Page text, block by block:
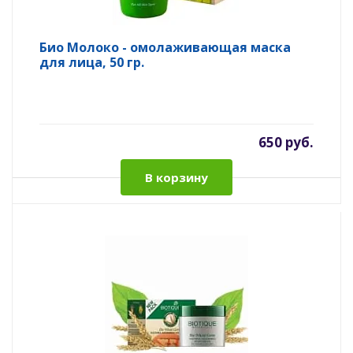
Био Молоко - омолаживающая маска
для лица, 50 гр.
650 руб.
В корзину